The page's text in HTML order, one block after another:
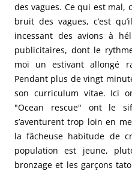
des vagues. Ce qui est mal,
bruit des vagues, c’est
incessant des avions à
publicitaires, dont le
moi un estivant allongé
Pendant plus de vingt
son curriculum vitae. Ici
"Ocean rescue" ont le
s’aventurent trop loin en
la fâcheuse habitude de
population est jeune,
bronzage et les garçons